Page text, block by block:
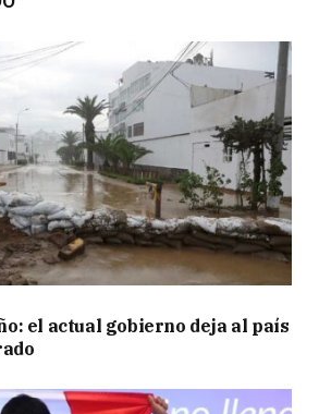
el actual gobierno deja al país